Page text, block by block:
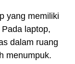
yang memiliki
laptop,
dalam ruang
menumpuk.